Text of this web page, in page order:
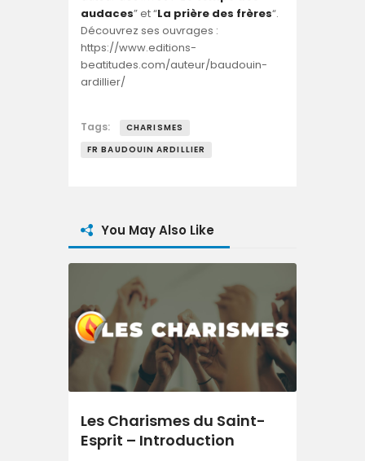
audaces” et “La prière des frères“.
Découvrez ses ouvrages :
https://www.editions-
beatitudes.com/auteur/baudouin-
ardillier/
Tags:
CHARISMES
FR BAUDOUIN ARDILLIER
You May Also Like
Les Charismes du Saint-
Esprit – Introduction